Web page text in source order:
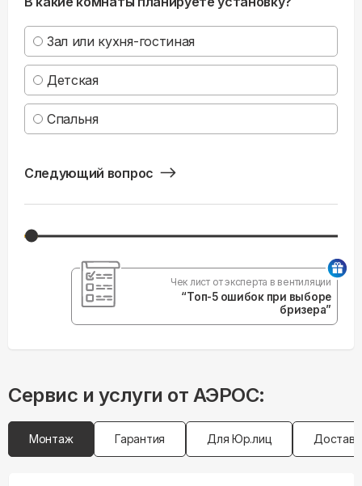
Зал или кухня-гостиная
Детская
Спальня
Следующий вопрос
Чек лист от эксперта в вентиляции
“Топ-5 ошибок при выборе
бризера”
Сервис и услуги от АЭРОС:
Монтаж Гарантия Для Юр.лиц